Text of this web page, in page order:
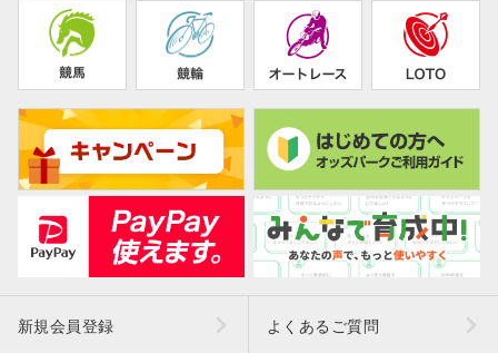
新規会員登録 よくあるご質問